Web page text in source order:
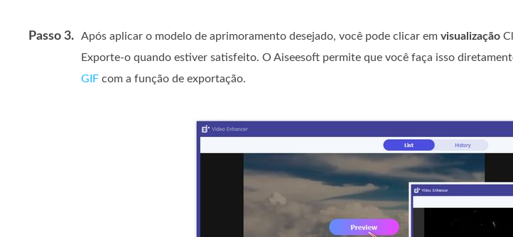
Passo 3. Após aplicar o modelo de aprimoramento desejado, você pode clicar em visualização
Exporte-o quando estiver satisfeito. O Aiseesoft permite que você faça isso
GIF com a função de exportação.